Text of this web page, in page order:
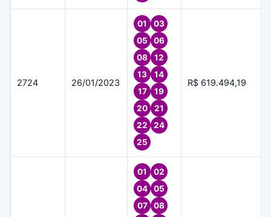
2724 26/01/2023
01
03
05
06
08
12
13
14
17
19
20
21
22
24
25
R$ 619.494,19
01
02
04
05
07
08